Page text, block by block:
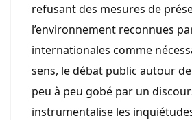
refusant des mesures de
l’environnement reconnues
internationales comme
sens, le débat public autour de
peu à peu gobé par un
instrumentalise les